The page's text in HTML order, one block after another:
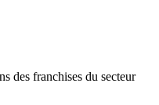
des franchises du secteur